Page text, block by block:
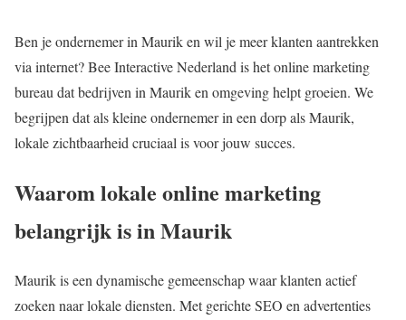
Ben je ondernemer in Maurik en wil je meer klanten aantrekken
via internet? Bee Interactive Nederland is het online marketing
bureau dat bedrijven in Maurik en omgeving helpt groeien. We
begrijpen dat als kleine ondernemer in een dorp als Maurik,
lokale zichtbaarheid cruciaal is voor jouw succes.
Waarom lokale online marketing
belangrijk is in Maurik
Maurik is een dynamische gemeenschap waar klanten actief
zoeken naar lokale diensten. Met gerichte SEO en advertenties